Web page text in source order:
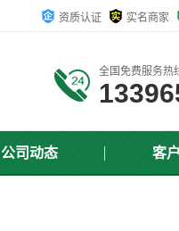
资质认证 实名商家
全国免费服务热
公司动态 客